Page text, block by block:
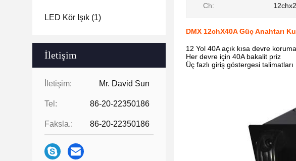
LED Kör Işık (1)
İletişim
İletişim: Mr. David Sun
Tel: 86-20-22350186
Faksla.: 86-20-22350186
Ch:
DMX 12chX40A Güç Anahtarı
12 Yol 40A açık kısa devre
Her devre için 40A bakalit priz
Üç fazlı giriş göstergesi talimatları